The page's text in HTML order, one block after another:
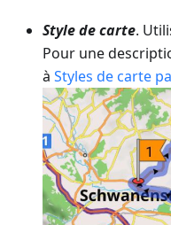
Style de carte.
Pour une
à Styles de carte